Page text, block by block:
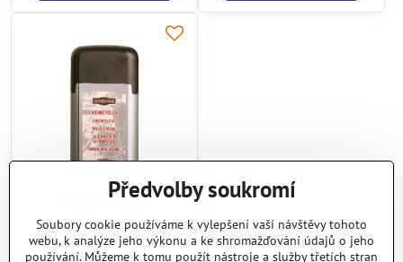
CHROME POLISH
Skladem
244,40 Kč
Předvolby soukromí
Soubory cookie používáme k vylepšení vaší návštěvy tohoto
webu, k analýze jeho výkonu a ke shromažďování údajů o jeho
používání. Můžeme k tomu použít nástroje a služby třetích stran